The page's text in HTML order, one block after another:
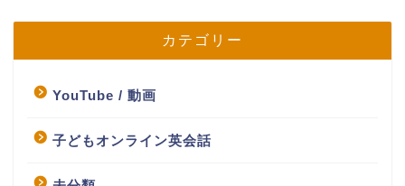
カテゴリー
YouTube / 動画
子どもオンライン英会話